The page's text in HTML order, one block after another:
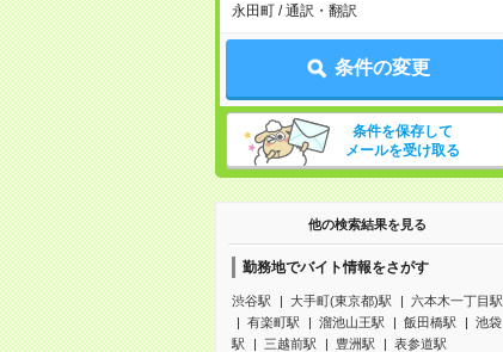
永田町 / 通訳・翻訳
条件の変更
条件を保存して
メールを受け取る
他の検索結果を見る
勤務地でバイト情報をさがす
渋谷駅 大手町(東京都)駅
六本木一丁目駅
有楽町駅
溜池山王駅 飯田橋駅
池袋
駅
三越前駅 豊洲駅 表参道駅